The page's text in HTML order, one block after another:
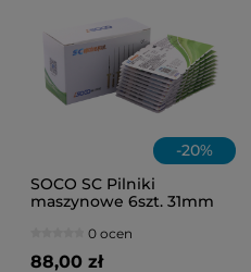
-20%
SOCO SC Pilniki
maszynowe 6szt. 31mm
0 ocen
88,00 zł